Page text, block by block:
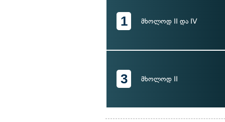
1 მხოლოდ II და IV
3 მხოლოდ II